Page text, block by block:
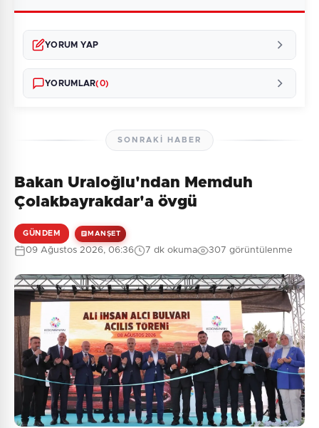
YORUM YAP
Güvenlik Sorusu:
1 + 10 = ?
Gönder
YORUMLAR(0)
Henüz yorum yapılmamış. İlk yorumu siz yapın!
SONRAKI HABER
Bakan Uraloğlu'ndan Memduh
Çolakbayrakdar'a övgü
GÜNDEM MANŞET
09 Ağustos 2026, 06:36 7 dk okuma 307 görüntülenme